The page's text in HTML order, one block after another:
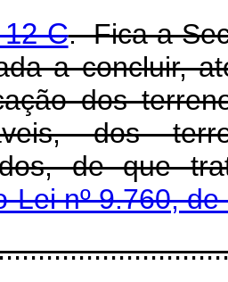
12-C. Fica a
a concluir,
dos
dos
de que
Lei nº 9.760,